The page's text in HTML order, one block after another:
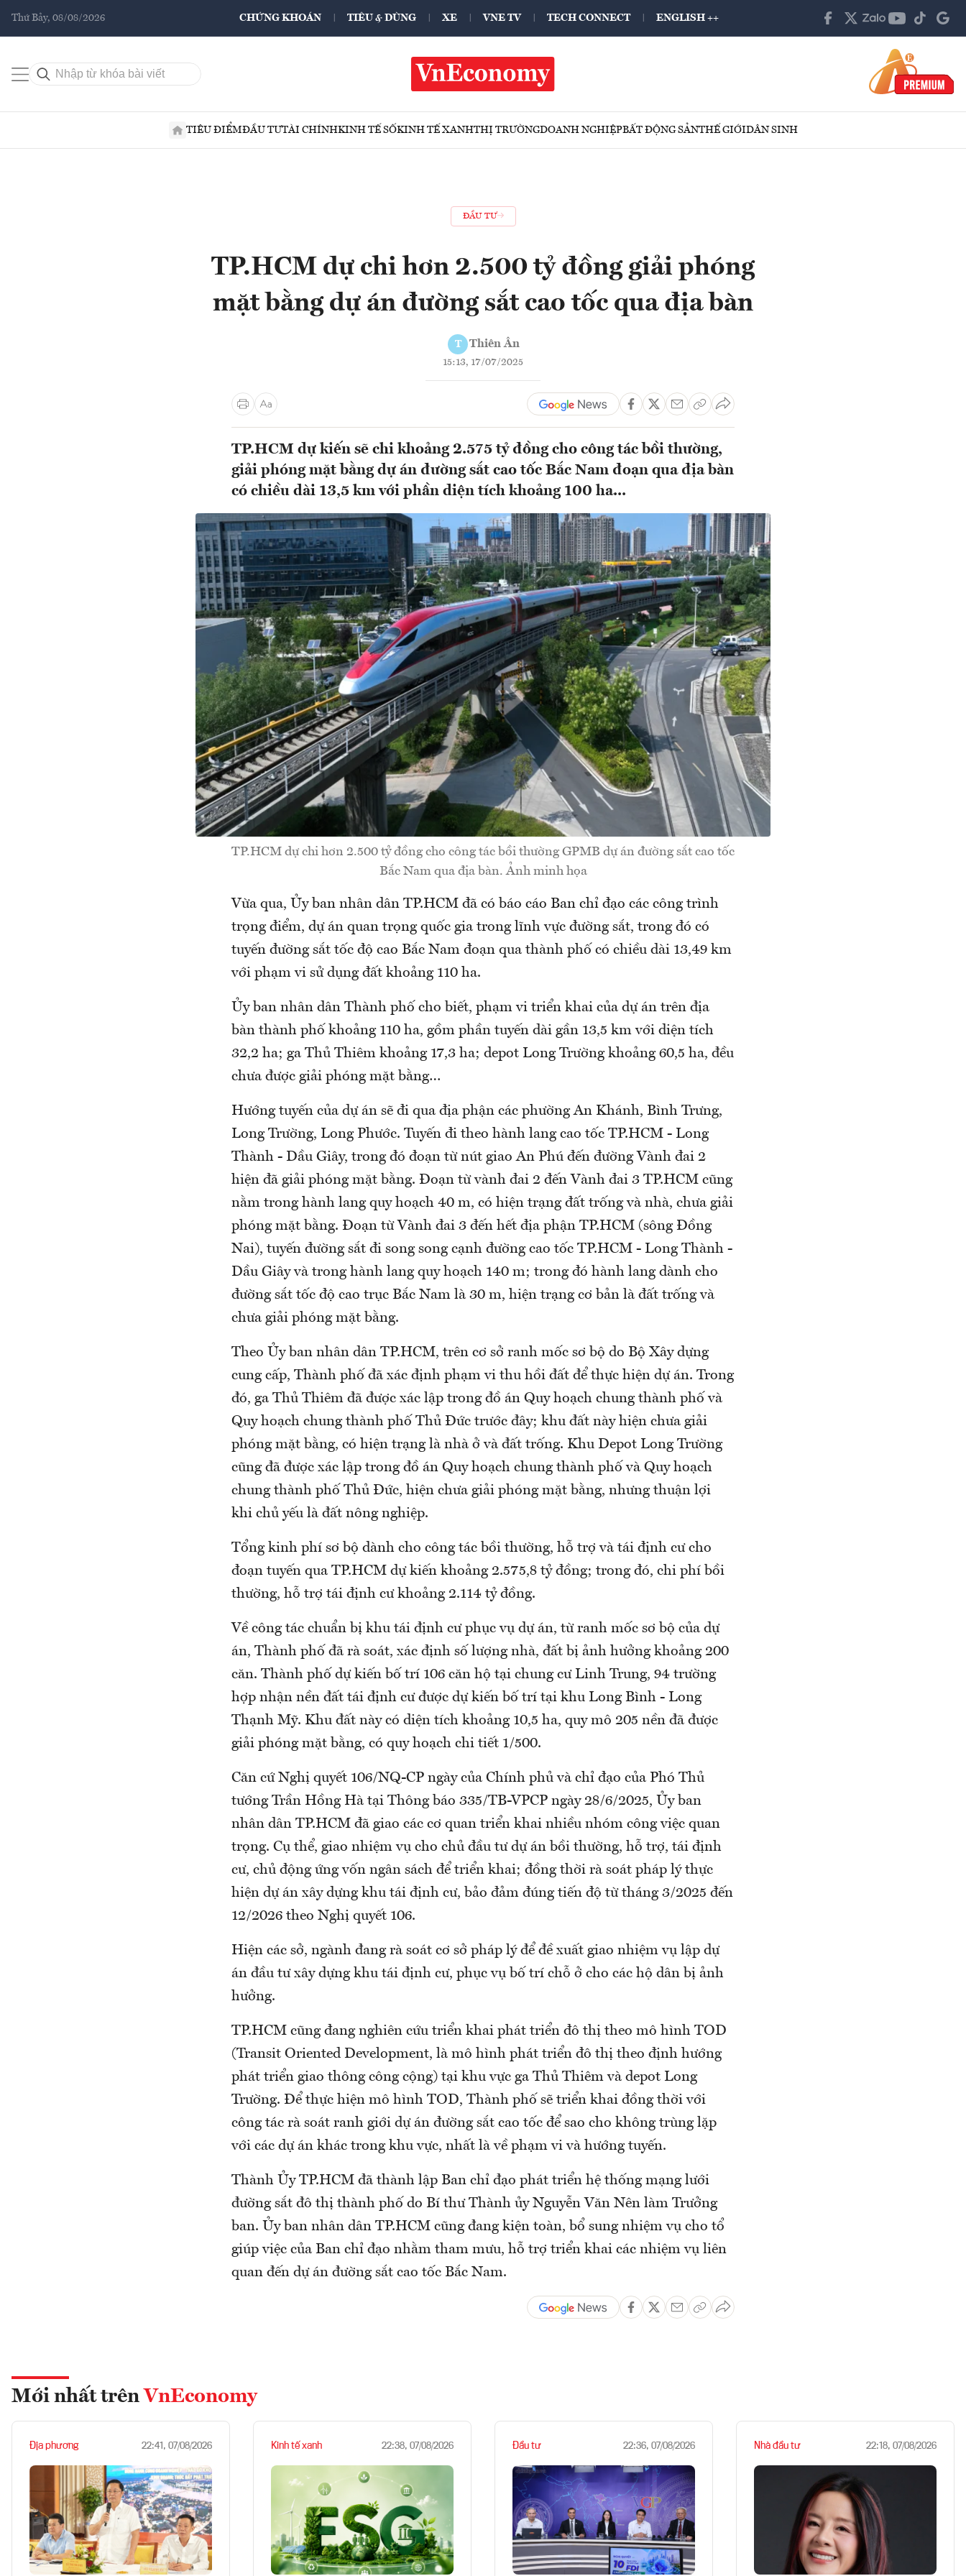
Thứ Bảy, 08/08/2026 CHỨNG KHOÁN TIÊU & DÙNG XE VNE TV TECH CONNECT ENGLISH ++
TIÊU ĐIỂMĐẦU TƯTÀI CHÍNHKINH TẾ SỐKINH TẾ XANHTHỊ TRƯỜNGDOANH NGHIỆPBẤT ĐỘNG SẢNTHẾ GIỚIDÂN SINH
ĐẦU TƯ
TP.HCM dự chi hơn 2.500 tỷ đồng giải phóng
mặt bằng dự án đường sắt cao tốc qua địa bàn
T Thiên Ân
15:13, 17/07/2025
TP.HCM dự kiến sẽ chi khoảng 2.575 tỷ đồng cho công tác bồi thường,
giải phóng mặt bằng dự án đường sắt cao tốc Bắc Nam đoạn qua địa bàn
có chiều dài 13,5 km với phần diện tích khoảng 100 ha...
TP.HCM dự chi hơn 2.500 tỷ đồng cho công tác bồi thường GPMB dự án đường sắt cao tốc
Bắc Nam qua địa bàn. Ảnh minh họa
Vừa qua, Ủy ban nhân dân TP.HCM đã có báo cáo Ban chỉ đạo các công trình
trọng điểm, dự án quan trọng quốc gia trong lĩnh vực đường sắt, trong đó có
tuyến đường sắt tốc độ cao Bắc Nam đoạn qua thành phố có chiều dài 13,49 km
với phạm vi sử dụng đất khoảng 110 ha.
Ủy ban nhân dân Thành phố cho biết, phạm vi triển khai của dự án trên địa
bàn thành phố khoảng 110 ha, gồm phần tuyến dài gần 13,5 km với diện tích
32,2 ha; ga Thủ Thiêm khoảng 17,3 ha; depot Long Trường khoảng 60,5 ha, đều
chưa được giải phóng mặt bằng…
Hướng tuyến của dự án sẽ đi qua địa phận các phường An Khánh, Bình Trưng,
Long Trường, Long Phước. Tuyến đi theo hành lang cao tốc TP.HCM - Long
Thành - Dầu Giây, trong đó đoạn từ nút giao An Phú đến đường Vành đai 2
hiện đã giải phóng mặt bằng. Đoạn từ vành đai 2 đến Vành đai 3 TP.HCM cũng
nằm trong hành lang quy hoạch 40 m, có hiện trạng đất trống và nhà, chưa giải
phóng mặt bằng. Đoạn từ Vành đai 3 đến hết địa phận TP.HCM (sông Đồng
Nai), tuyến đường sắt đi song song cạnh đường cao tốc TP.HCM - Long Thành -
Dầu Giây và trong hành lang quy hoạch 140 m; trong đó hành lang dành cho
đường sắt tốc độ cao trục Bắc Nam là 30 m, hiện trạng cơ bản là đất trống và
chưa giải phóng mặt bằng.
Theo Ủy ban nhân dân TP.HCM, trên cơ sở ranh mốc sơ bộ do Bộ Xây dựng
cung cấp, Thành phố đã xác định phạm vi thu hồi đất để thực hiện dự án. Trong
đó, ga Thủ Thiêm đã được xác lập trong đồ án Quy hoạch chung thành phố và
Quy hoạch chung thành phố Thủ Đức trước đây; khu đất này hiện chưa giải
phóng mặt bằng, có hiện trạng là nhà ở và đất trống. Khu Depot Long Trường
cũng đã được xác lập trong đồ án Quy hoạch chung thành phố và Quy hoạch
chung thành phố Thủ Đức, hiện chưa giải phóng mặt bằng, nhưng thuận lợi
khi chủ yếu là đất nông nghiệp.
Tổng kinh phí sơ bộ dành cho công tác bồi thường, hỗ trợ và tái định cư cho
đoạn tuyến qua TP.HCM dự kiến khoảng 2.575,8 tỷ đồng; trong đó, chi phí bồi
thường, hỗ trợ tái định cư khoảng 2.114 tỷ đồng.
Về công tác chuẩn bị khu tái định cư phục vụ dự án, từ ranh mốc sơ bộ của dự
án, Thành phố đã rà soát, xác định số lượng nhà, đất bị ảnh hưởng khoảng 200
căn. Thành phố dự kiến bố trí 106 căn hộ tại chung cư Linh Trung, 94 trường
hợp nhận nền đất tái định cư được dự kiến bố trí tại khu Long Bình - Long
Thạnh Mỹ. Khu đất này có diện tích khoảng 10,5 ha, quy mô 205 nền đã được
giải phóng mặt bằng, có quy hoạch chi tiết 1/500.
Căn cứ Nghị quyết 106/NQ-CP ngày của Chính phủ và chỉ đạo của Phó Thủ
tướng Trần Hồng Hà tại Thông báo 335/TB-VPCP ngày 28/6/2025, Ủy ban
nhân dân TP.HCM đã giao các cơ quan triển khai nhiều nhóm công việc quan
trọng. Cụ thể, giao nhiệm vụ cho chủ đầu tư dự án bồi thường, hỗ trợ, tái định
cư, chủ động ứng vốn ngân sách để triển khai; đồng thời rà soát pháp lý thực
hiện dự án xây dựng khu tái định cư, bảo đảm đúng tiến độ từ tháng 3/2025 đến
12/2026 theo Nghị quyết 106.
Hiện các sở, ngành đang rà soát cơ sở pháp lý để đề xuất giao nhiệm vụ lập dự
án đầu tư xây dựng khu tái định cư, phục vụ bố trí chỗ ở cho các hộ dân bị ảnh
hưởng.
TP.HCM cũng đang nghiên cứu triển khai phát triển đô thị theo mô hình TOD
(Transit Oriented Development, là mô hình phát triển đô thị theo định hướng
phát triển giao thông công cộng) tại khu vực ga Thủ Thiêm và depot Long
Trường. Để thực hiện mô hình TOD, Thành phố sẽ triển khai đồng thời với
công tác rà soát ranh giới dự án đường sắt cao tốc để sao cho không trùng lặp
với các dự án khác trong khu vực, nhất là về phạm vi và hướng tuyến.
Thành Ủy TP.HCM đã thành lập Ban chỉ đạo phát triển hệ thống mạng lưới
đường sắt đô thị thành phố do Bí thư Thành ủy Nguyễn Văn Nên làm Trưởng
ban. Ủy ban nhân dân TP.HCM cũng đang kiện toàn, bổ sung nhiệm vụ cho tổ
giúp việc của Ban chỉ đạo nhằm tham mưu, hỗ trợ triển khai các nhiệm vụ liên
quan đến dự án đường sắt cao tốc Bắc Nam.
Mới nhất trên VnEconomy
Địa phương 22:41, 07/08/2026 Kinh tế xanh 22:38, 07/08/2026 Đầu tư 22:36, 07/08/2026 Nhà đầu tư 22:18, 07/08/2026